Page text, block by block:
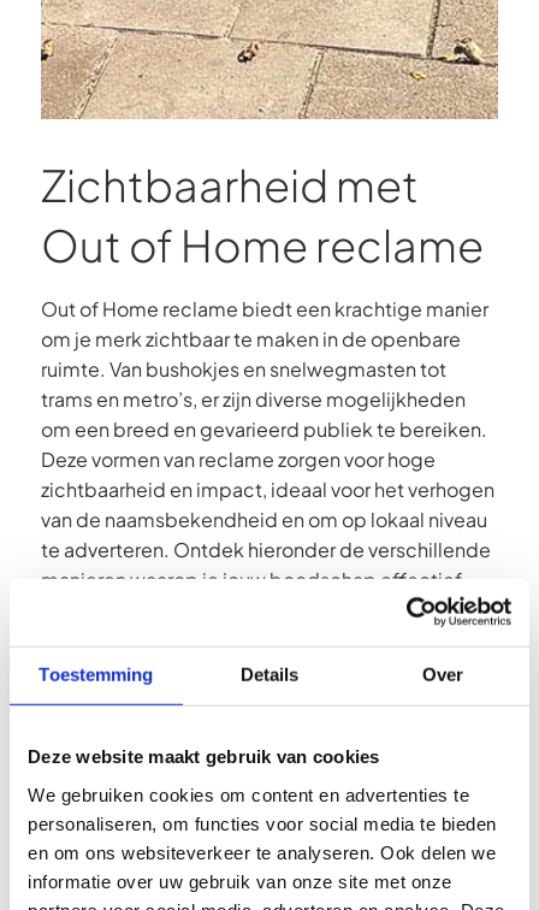
Toestemming Details Over
Deze website maakt gebruik van cookies
We gebruiken cookies om content en advertenties te
personaliseren, om functies voor social media te bieden
en om ons websiteverkeer te analyseren. Ook delen we
informatie over uw gebruik van onze site met onze
Zichtbaarheid met
Out of Home reclame
Out of Home reclame biedt een krachtige manier
om je merk zichtbaar te maken in de openbare
ruimte. Van bushokjes en snelwegmasten tot
trams en metro’s, er zijn diverse mogelijkheden
om een breed en gevarieerd publiek te bereiken.
Deze vormen van reclame zorgen voor hoge
zichtbaarheid en impact, ideaal voor het verhogen
van de naamsbekendheid en om op lokaal niveau
te adverteren. Ontdek hieronder de verschillende
manieren waarop je jouw boodschap effectief
Abri
Een abri is een kleine, open wachtruimte die
beschutting biedt tegen weer en wind, ook wel
bekend als een bushokje. Campagnes met abri-
posters zijn om meerdere redenen effectief: de
posters zijn de hele dag zichtbaar, wat zorgt voor